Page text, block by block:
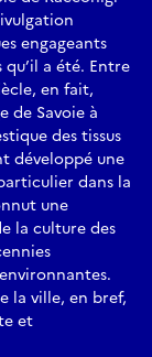
engageants
a été. Entre
en fait,
de Savoie à
des tissus
développé une
dans la
une
la culture des
la ville, en bref,
et